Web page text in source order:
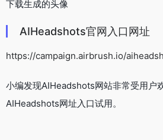
下载生成的头像
AIHeadshots官网入口网址
https://campaign.airbrush.io/
小编发现AIHeadshots网站非常受用户
AIHeadshots网址入口试用。